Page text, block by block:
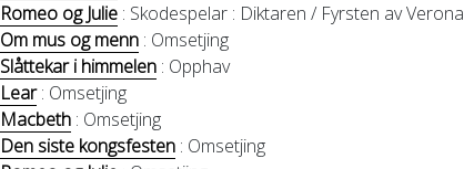
Romeo og Julie : Skodespelar : Diktaren / Fyrsten av Verona
Om mus og menn : Omsetjing
Slåttekar i himmelen : Opphav
Lear: Omsetjing
Macbeth : Omsetjing
Den siste kongsfesten : Omsetjing